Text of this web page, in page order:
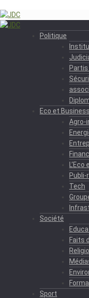
Politique
Eco et Business
Agro-
L’Eco
Tech
Société
Faits
Sport